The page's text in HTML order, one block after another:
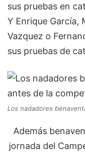
sus pruebas en
Y Enrique García,
Vazquez o
sus pruebas de
Los nadadores
Además
jornada del